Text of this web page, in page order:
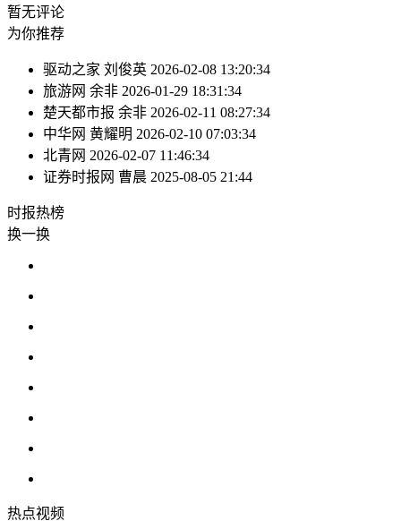
暂无评论
为你推荐
驱动之家 刘俊英 2026-02-08 13:20:34
旅游网 余非 2026-01-29 18:31:34
楚天都市报 余非 2026-02-11 08:27:34
中华网 黄耀明 2026-02-10 07:03:34
北青网 2026-02-07 11:46:34
证券时报网 曹晨 2025-08-05 21:44
时报热榜
换一换
热点视频